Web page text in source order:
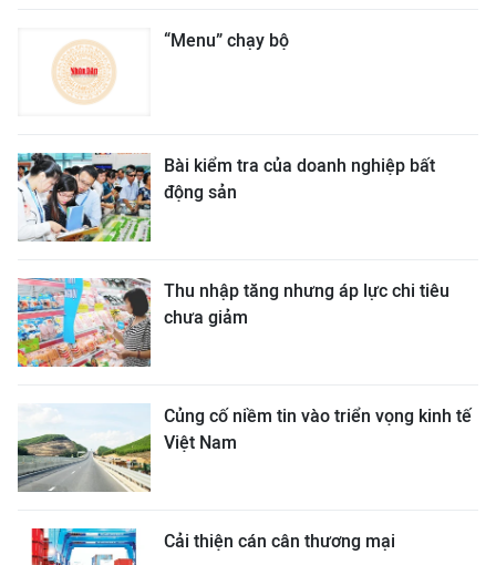
“Menu” chạy bộ
Bài kiểm tra của doanh nghiệp bất
động sản
Thu nhập tăng nhưng áp lực chi tiêu
chưa giảm
Củng cố niềm tin vào triển vọng kinh tế
Việt Nam
Cải thiện cán cân thương mại